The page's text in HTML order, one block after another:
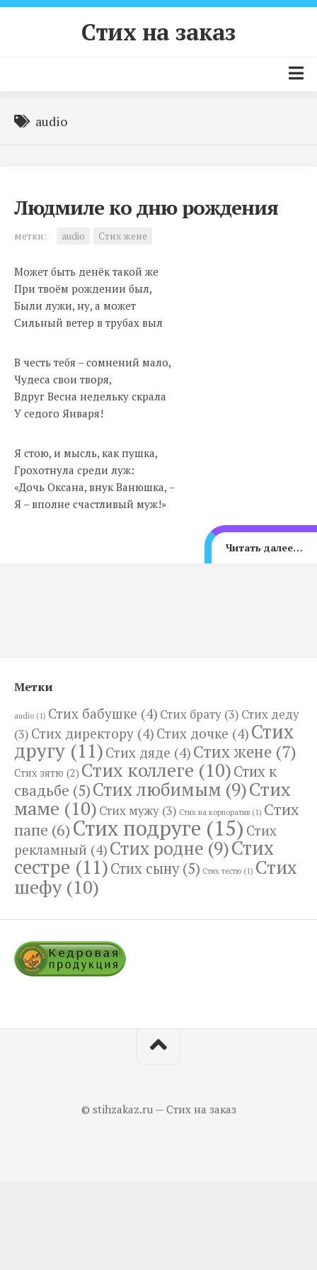
Skip
Стих на заказ
Цены и условия
Контакты
audio
Людмиле ко дню рождения
метки: audio Стих жене
Может быть денёк такой же
При твоём рождении был,
Были лужи, ну, а может
Сильный ветер в трубах выл
В честь тебя – сомнений мало,
Чудеса свои творя,
Вдруг Весна недельку скрала
У седого Января!
Я стою, и мысль, как пушка,
Грохотнула среди луж:
«Дочь Оксана, внук Ванюшка, –
Я – вполне счастливый муж!»
Читать далее…
Метки
audio (1) Стих бабушке (4) Стих брату (3) Стих деду
(3) Стих директору (4) Стих дочке (4) Стих
другу (11) Стих дяде (4) Стих жене (7)
Стих зятю (2) Стих коллеге (10)Стих к
свадьбе (5)Стих любимым (9)Стих
маме (10) Стих мужу (3) Стих на корпоратив (1) Стих
папе (6) Стих подруге (15) Стих
рекламный (4) Стих родне (9)Стих
сестре (11)Стих сыну(5) Стих тестю (1) Стих
шефу(10)
© stihzakaz.ru — Стих на заказ